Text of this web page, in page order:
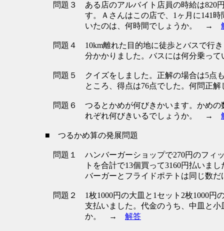
問題３
ある店のアルバイト店員の時給は820
す。Ａさんはこの店で、1ヶ月に141
いたのは、何時間でしょうか。 →
問題４
10km離れた目的地に徒歩とバスで行
分かかりました。バスには何分乗
問題５
クイズをしました。正解の場合は5点
ところ、得点は76点でした。何問
問題６
つるとかめが何びきかいます。かめ
れぞれ何びきいるでしょうか。 →
■ つるかめ算の発展問題
問題１
ハンバーガーショップで270円のフィ
トを合計で13個買って3160円払いま
バーガーとフライドポテトは同じ
問題２
1枚1000円の大皿と1セット2枚1000円
支払いました。代金のうち、中皿と
か。 → 解答